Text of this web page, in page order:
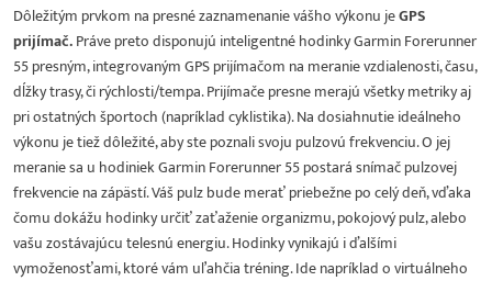
Dôležitým prvkom na presné zaznamenanie vášho výkonu jeGPS
prijímač.Práve preto disponujú inteligentné hodinky Garmin Forerunner
55 presným, integrovaným GPS prijímačom na meranie vzdialenosti, času,
dĺžky trasy, či rýchlosti/tempa. Prijímače presne merajú všetky metriky aj
pri ostatných športoch (napríklad cyklistika). Na dosiahnutie ideálneho
výkonu je tiež dôležité, aby ste poznali svoju pulzovú frekvenciu. O jej
meranie sa u hodiniek Garmin Forerunner 55 postará snímač pulzovej
frekvencie na zápästí. Váš pulz bude merať priebežne po celý deň, vďaka
čomu dokážu hodinky určiť zaťaženie organizmu, pokojový pulz, alebo
vašu zostávajúcu telesnú energiu. Hodinky vynikajú i ďalšími
vymoženosťami, ktoré vám uľahčia tréning. Ide napríklad o virtuálneho